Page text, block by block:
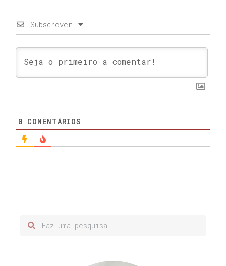
Subscrever
0 COMENTÁRIOS